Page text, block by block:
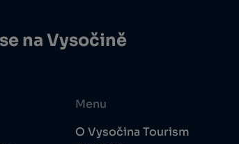
na Vysočině
Menu
O Vysočina Tourism